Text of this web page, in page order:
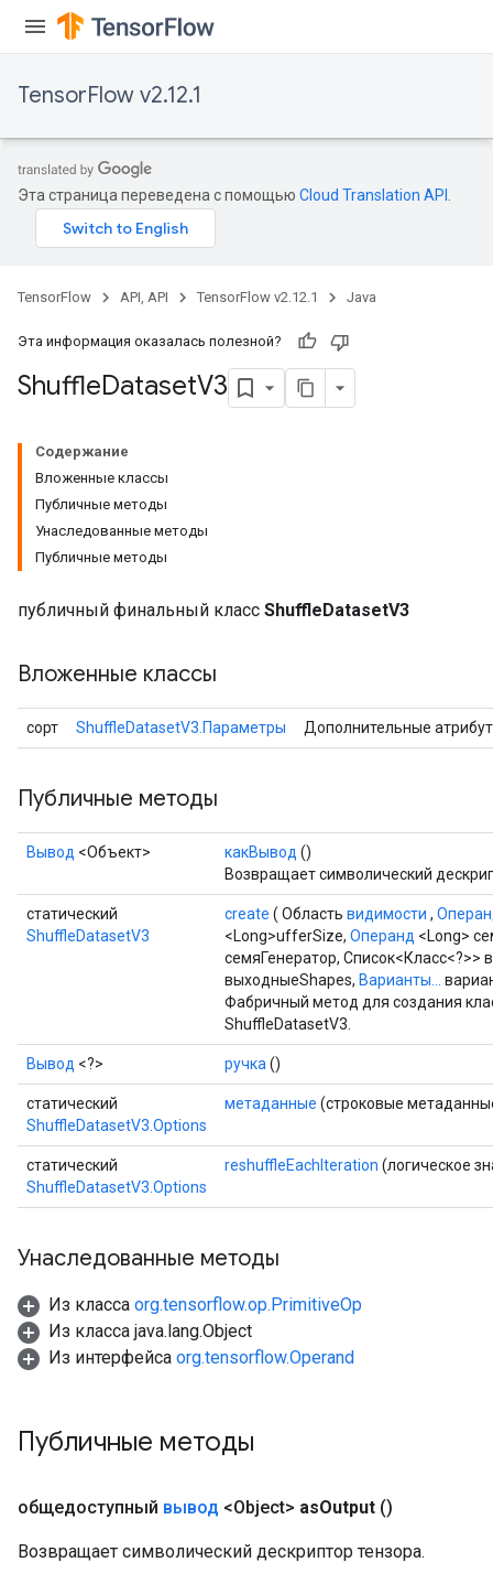
TensorFlow v2.12.1
Эта страница переведена с помощью Cloud Translation API
TensorFlow API, API TensorFlow v2.12.1 Java
Эта информация оказалась полезной?
ShuffleDatasetV3
Содержание
Вложенные классы
Публичные методы
Унаследованные методы
Публичные методы
публичный финальный класс ShuffleDatasetV3
Вложенные классы
сорт ShuffleDatasetV3.Параметры Дополнительные
Публичные методы
Вывод <Объект> какВывод ()
Возвращает символический
статический
ShuffleDatasetV3
create ( Область видимости ,
<Long>ufferSize, Операнд <Long>
семяГенератор,
выходныеShapes, Варианты...
Фабричный метод для создания
ShuffleDatasetV3.
Вывод <?> ручка ()
статический
ShuffleDatasetV3.Options
метаданные (строковые
статический
ShuffleDatasetV3.Options
reshuffleEachIteration (логическое
Унаследованные методы
Из класса org.tensorflow.op.PrimitiveOp
Из класса java.lang.Object
Из интерфейса org.tensorflow.Operand
Публичные методы
общедоступный вывод <Object> asOutput ()
Возвращает символический дескриптор тензора.